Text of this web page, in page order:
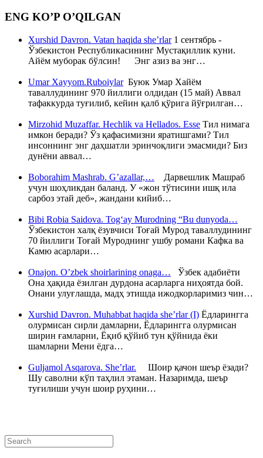
ENG KO’P O’QILGAN
Xurshid Davron. Vatan haqida she’rlar1 сентябрь -
Ўзбекистон Республикасининг Мустақиллик куни.
Айём муборак бўлсин! Энг азиз ва энг…
Umar Xayyom.RuboiylarБуюк Умар Хайём
таваллудининг 970 йиллиги олдидан (15 май) Аввал
тафаккурда туғилиб, кейин қалб қўрига йўғрилган…
Mirzohid Muzaffar. Hechlik va Hellados. Esse Тил нимага
имкон беради? Ўз қафасимизни яратишгами? Тил
инсоннинг энг даҳшатли эринчоқлиги эмасмиди? Биз
дунёни аввал…
Boborahim Mashrab. G’azallar,… Дарвешлик Машраб
учун шоҳликдан баланд. У «жон тўтисини ишқ ила
сарбоз этай деб», жандани кийиб…
Bibi Robia Saidova. Tog‘ay Murodning “Bu dunyoda…
Ўзбекистон халқ ёзувчиси Тоғай Мурод таваллудининг
70 йиллиги Тоғай Муроднинг ушбу романи Кафка ва
Камю асарлари…
Onajon. O’zbek shoirlarining onaga… Ўзбек адабиёти
Она ҳақида ёзилган дурдона асарларга ниҳоятда бой.
Онани улуғлашда, мадҳ этишда ижодкорларимиз чин…
Xurshid Davron. Muhabbat haqida she’rlar (I) Ёдларингга
олурмисан сирли дамларни, Ёдларингга олурмисан
ширин ғамларни, Ёқиб қўйиб тун қўйнида ёки
шамларни Мени ёдга…
Guljamol Asqarova. She’rlar. Шоир қачон шеър ёзади?
Шу саволни кўп таҳлил этаман. Назаримда, шеър
туғилиши учун шоир руҳини…